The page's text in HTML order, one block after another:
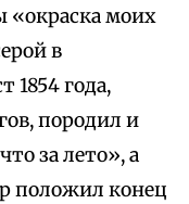
«окраска моих
в
1854 года,
породил и
за лето», а
положил конец